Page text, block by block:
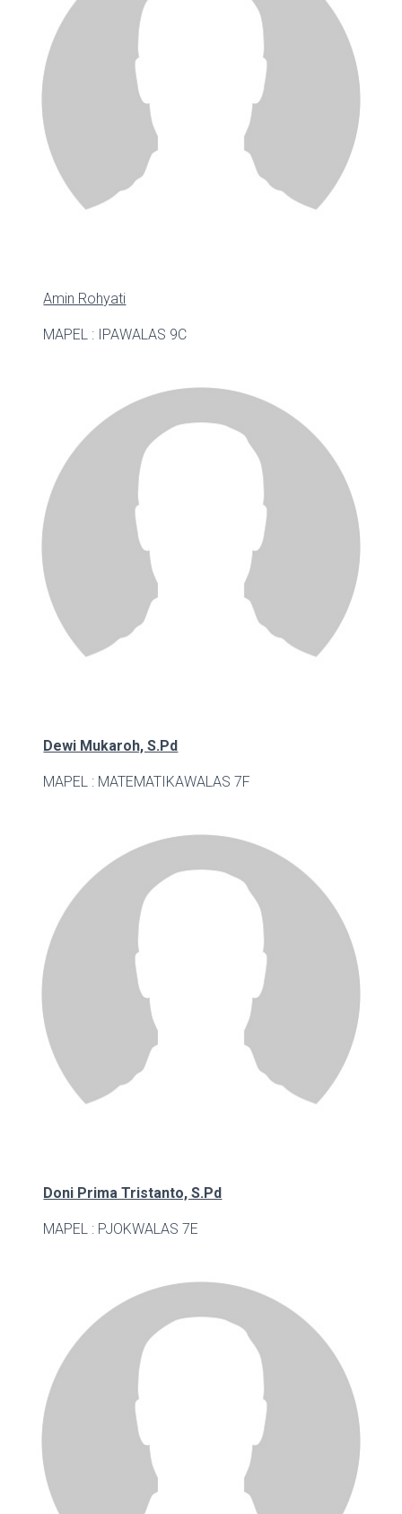
Amin Rohyati
MAPEL : IPAWALAS 9C
Dewi Mukaroh, S.Pd
MAPEL : MATEMATIKAWALAS 7F
Doni Prima Tristanto, S.Pd
MAPEL : PJOKWALAS 7E